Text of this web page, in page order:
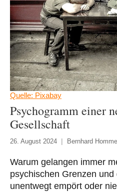
Quelle: Pixabay
Psychogramm einer
Gesellschaft
26. August 2024 Bernhard
Warum gelangen immer
psychischen Grenzen
unentwegt empört oder